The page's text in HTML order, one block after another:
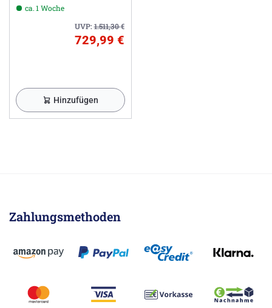
ca. 1 Woche
UVP:1.511,30€
729,99 €
Hinzufügen
Zahlungsmethoden